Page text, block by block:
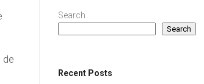
de
Search
Search
Recent Posts